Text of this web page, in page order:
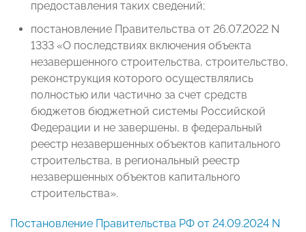
предоставления таких сведений;
постановление Правительства от 26.07.2022 N
1333 «О последствиях включения объекта
незавершенного строительства, строительство,
реконструкция которого осуществлялись
полностью или частично за счет средств
бюджетов бюджетной системы Российской
Федерации и не завершены, в федеральный
реестр незавершенных объектов капитального
строительства, в региональный реестр
незавершенных объектов капитального
строительства».
Постановление Правительства РФ от 24.09.2024 N